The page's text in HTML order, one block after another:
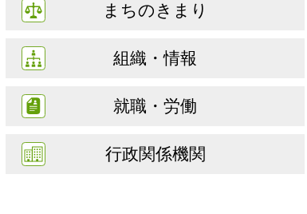
まちのきまり
組織・情報
就職・労働
行政関係機関